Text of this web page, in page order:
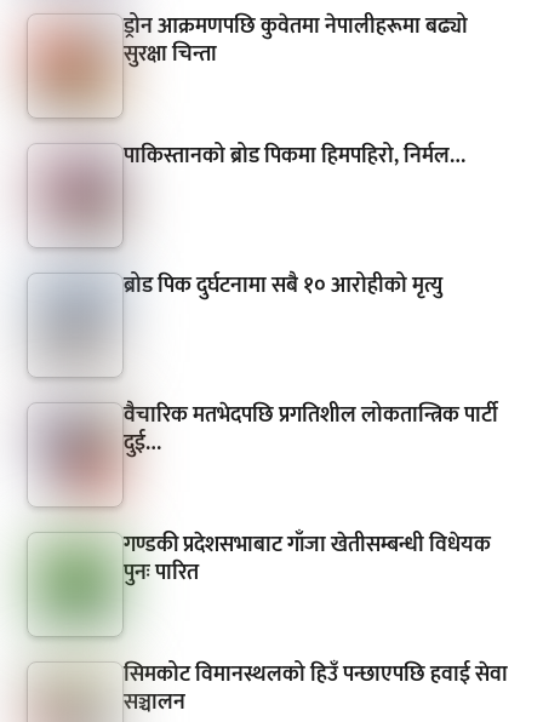
ड्रोन आक्रमणपछि कुवेतमा नेपालीहरूमा बढ्यो
सुरक्षा चिन्ता
पाकिस्तानको ब्रोड पिकमा हिमपहिरो, निर्मल…
ब्रोड पिक दुर्घटनामा सबै १० आरोहीको मृत्यु
वैचारिक मतभेदपछि प्रगतिशील लोकतान्त्रिक पार्टी
दुई…
गण्डकी प्रदेशसभाबाट गाँजा खेतीसम्बन्धी विधेयक
पुनः पारित
सिमकोट विमानस्थलको हिउँ पन्छाएपछि हवाई सेवा
सञ्चालन